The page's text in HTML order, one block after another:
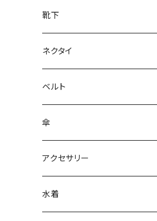
靴下
ネクタイ
ベルト
傘
アクセサリー
水着